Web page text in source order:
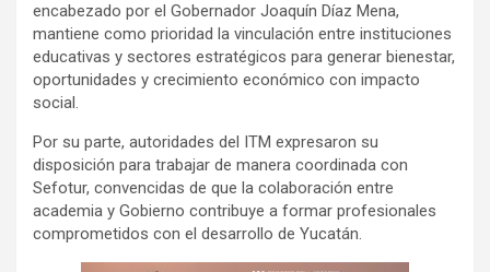
encabezado por el Gobernador Joaquín Díaz Mena,
mantiene como prioridad la vinculación entre instituciones
educativas y sectores estratégicos para generar bienestar,
oportunidades y crecimiento económico con impacto
social.
Por su parte, autoridades del ITM expresaron su
disposición para trabajar de manera coordinada con
Sefotur, convencidas de que la colaboración entre
academia y Gobierno contribuye a formar profesionales
comprometidos con el desarrollo de Yucatán.